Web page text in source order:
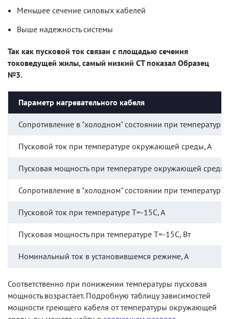
Меньшее сечение силовых кабелей
Выше надежность системы
Так как пусковой ток связан с площадью сечения
токоведущей жилы, самый низкий СТ показал Образец
№3.
Параметр нагревательного кабеля
Сопротивление в "холодном" состоянии при
Пусковой ток при температуре окружающей среды, А
Пусковая мощность при температуре окружающей среды,
Сопротивление в "холодном" состоянии при
Пусковой ток при температуре Т=-15С, А
Пусковая мощность при температуре Т=-15С, Вт
Номинальный ток в установившемся режиме, А
Соответственно при понижении температуры пусковая
мощность возрастает. Подробную таблицу зависимостей
мощности греющего кабеля от температуры окружающей